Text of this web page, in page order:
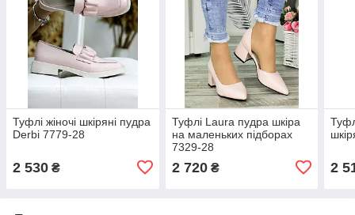
Туфлі жіночі шкіряні пудра
Derbi 7779-28
2 530 ₴
Туфлі Laura пудра шкіра
на маленьких підборах
7329-28
2 720₴ 2